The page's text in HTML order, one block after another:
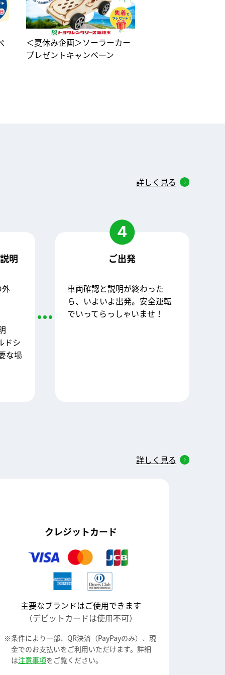
＜夏休み企画＞ソーラーカー
プレゼントキャンペーン
詳しく見る
明
ドシ
な場
4
ご出発
車両確認と説明が終わった
ら、いよいよ出発。安全運転
でいってらっしゃいませ！
詳しく見る
クレジットカード
主要なブランドはご使用できます
（デビットカードは使用不可）
条件により一部、QR決済（PayPayのみ）、現
金でのお支払いをご利用いただけます。詳細
は注意事項をご覧ください。